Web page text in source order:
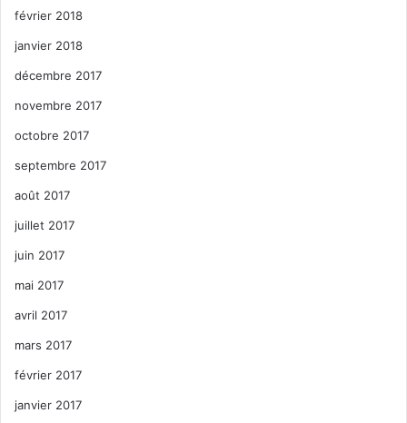
février 2018
janvier 2018
décembre 2017
novembre 2017
octobre 2017
septembre 2017
août 2017
juillet 2017
juin 2017
mai 2017
avril 2017
mars 2017
février 2017
janvier 2017